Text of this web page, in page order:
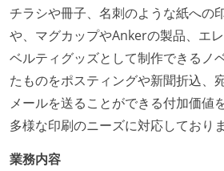
チラシや冊子、名刺のような紙への
や、マグカップやAnkerの製品、エ
ベルティグッズとして制作できるノ
たものをポスティングや新聞折込、
メールを送ることができる付加価値
多様な印刷のニーズに対応しておりま
業務内容